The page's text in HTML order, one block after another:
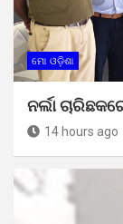
ମୋ ଓଡ଼ିଶା
ନର୍ଲା
14 hours ago